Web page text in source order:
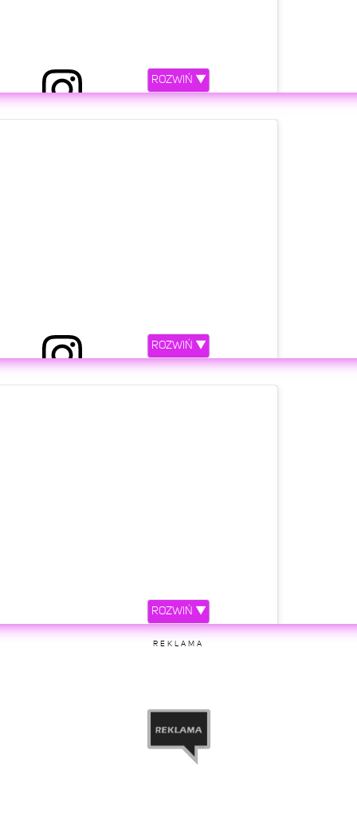
przez BILLIE EILISH (@billieeilish)
ROZWIŃ ▼
przez BILLIE EILISH (@billieeilish)
ROZWIŃ ▼
ROZWIŃ ▼
REKLAMA